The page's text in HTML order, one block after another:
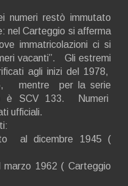
numeri restò immutato
nel Carteggio si afferma
immatricolazioni ci si
vacanti”. Gli estremi
agli inizi del 1978,
mentre per la serie
è SCV 133. Numeri
ufficiali.
al dicembre 1945 (
1962 ( Carteggio